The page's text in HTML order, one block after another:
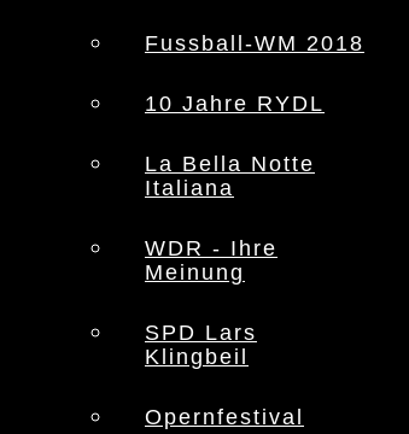
Fussball-WM 2018
10 Jahre RYDL
La Bella Notte
Italiana
WDR - Ihre
Meinung
SPD Lars
Klingbeil
Opernfestival